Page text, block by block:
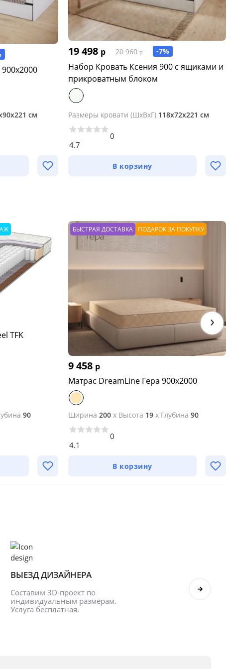
Кровать Астра с ящиками 900х2000
см
19 498 р 20 960 р -7%
Набор Кровать Ксения 900 с ящиками и
прикроватным блоком
Размеры кровати (ШхВхГ) 118х72х221 см
4.7
0
В корзину
TFK
90
БЫСТРАЯ ДОСТАВКА ПОДАРОК ЗА ПОКУПКУ
9 458 р
Матрас DreamLine Гера 900x2000
Ширина 200 x Высота 19 x Глубина 90
4.1
0
В корзину
›
ВЫЕЗД ДИЗАЙНЕРА
Составим 3D-проект по
индивидуальным размерам.
Услуга бесплатная.